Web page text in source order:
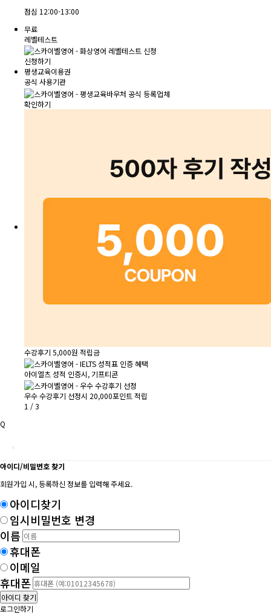
점심 12:00-13:00
무료
레벨테스트
신청하기
평생교육이용권
공식 사용기관
확인하기
수강후기 5,000원 적립금
아이엘츠 성적 인증시, 기프티콘
우수 수강후기 선정시 20,000포인트 적립
1 /3
Q
아이디/비밀번호 찾기
회원가입 시, 등록하신 정보를 입력해 주세요.
아이디찾기
임시비밀번호 변경
이름
휴대폰
이메일
휴대폰
아이디 찾기
로그인하기